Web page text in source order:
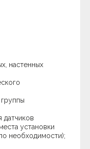
настенных
датчиков
установки
необходимости);